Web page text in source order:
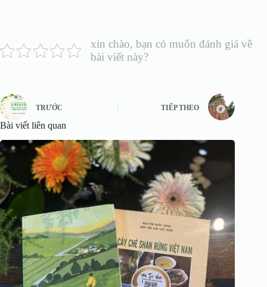
xin chào, bạn có muốn đánh giá về
bài viết này?
TRƯỚC TIẾP THEO
Bài viết liên quan